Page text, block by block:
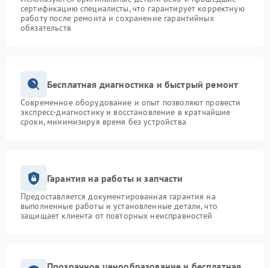
сертификацию специалисты, что гарантирует корректную
работу после ремонта и сохранение гарантийных
обязательств
Бесплатная диагностика и быстрый ремонт
Современное оборудование и опыт позволяют провести
экспресс-диагностику и восстановление в кратчайшие
сроки, минимизируя время без устройства
Гарантия на работы и запчасти
Предоставляется документированная гарантия на
выполненные работы и установленные детали, что
защищает клиента от повторных неисправностей